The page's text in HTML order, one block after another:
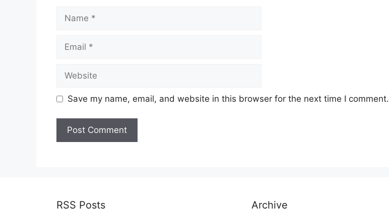
Name
Email
Website
Save my name, email, and website in this browser for the next time I comment.
RSS Posts Archive